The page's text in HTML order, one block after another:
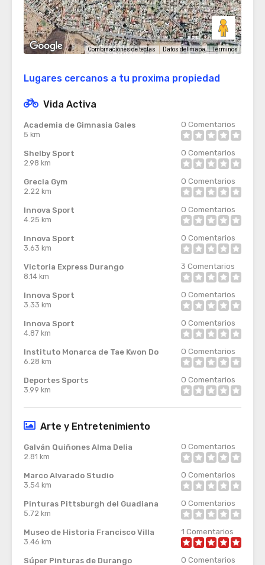
Combinaciones de teclas Datos del mapa Términos
Lugares cercanos a tu proxima propiedad
Vida Activa
Academia de Gimnasia Gales
5 km
0 Comentarios
Shelby Sport
2.98 km
0 Comentarios
Grecia Gym
2.22 km
0 Comentarios
Innova Sport
4.25 km
0 Comentarios
Innova Sport
3.63 km
0 Comentarios
Victoria Express Durango
8.14 km
3 Comentarios
Innova Sport
3.33 km
0 Comentarios
Innova Sport
4.87 km
0 Comentarios
Instituto Monarca de Tae Kwon Do
6.28 km
0 Comentarios
Deportes Sports
3.99 km
0 Comentarios
Arte y Entretenimiento
Galván Quiñones Alma Delia
2.81 km
0 Comentarios
Marco Alvarado Studio
3.54 km
0 Comentarios
Pinturas Pittsburgh del Guadiana
5.72 km
0 Comentarios
Museo de Historia Francisco Villa
3.46 km
1 Comentarios
Súper Pinturas de Durango 0 Comentarios